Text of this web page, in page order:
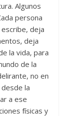
Algunos
persona
deja
deja
la vida, para
de la
no en
la
a ese
físicas y